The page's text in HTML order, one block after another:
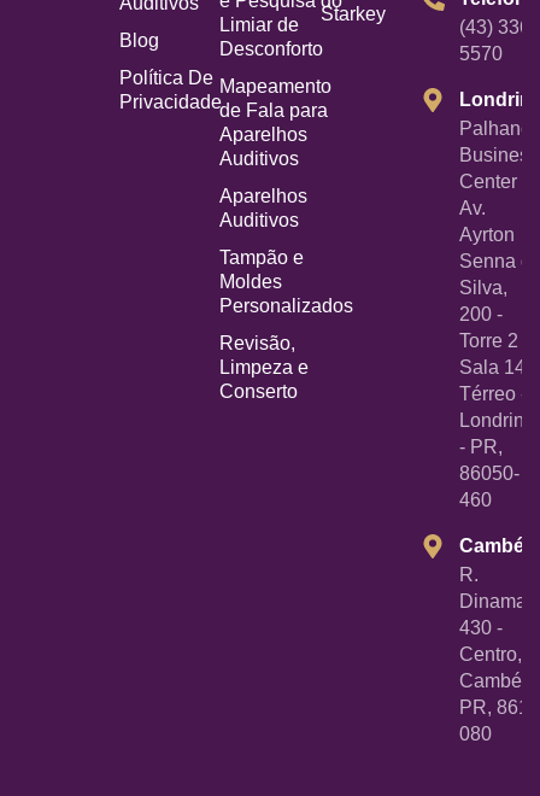
Blog
Política De
Privacidade
Limiar de
Desconforto
Mapeamento
de Fala para
Aparelhos
Auditivos
Aparelhos
Auditivos
Tampão e
Moldes
Personalizados
Revisão,
Limpeza e
Conserto
Starkey
(43)
5570
Palhano
Business
Center -
Av.
Ayrton
Senna
Silva,
200 -
Torre 2 -
Sala 14
Térreo -
Londrina
- PR,
86050-
460
Cambé
R.
430 -
Centro,
Cambé -
PR,
080